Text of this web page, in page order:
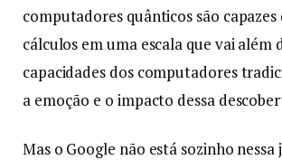
computadores quânticos são
cálculos em uma escala que vai além
capacidades dos computadores
a emoção e o impacto dessa
Mas o Google não está sozinho nessa